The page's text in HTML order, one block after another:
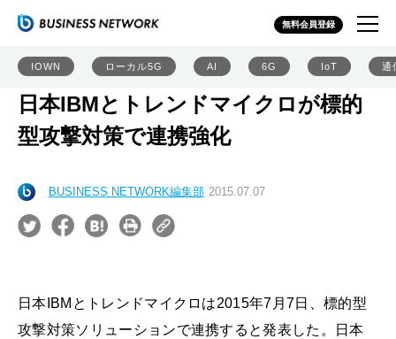
無料会員登録
IOWN ローカル5G AI 6G IoT 通
日本IBMとトレンドマイクロが標的
型攻撃対策で連携強化
BUSINESS NETWORK編集部 2015.07.07
日本IBMとトレンドマイクロは2015年7月7日、標的型
攻撃対策ソリューションで連携すると発表した。日本